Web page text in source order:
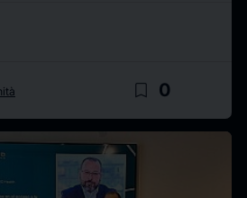
bookmark_border 0